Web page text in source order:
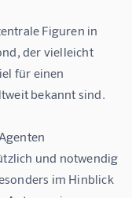
Figuren in
der vielleicht
für einen
bekannt sind.
und notwendig
im Hinblick